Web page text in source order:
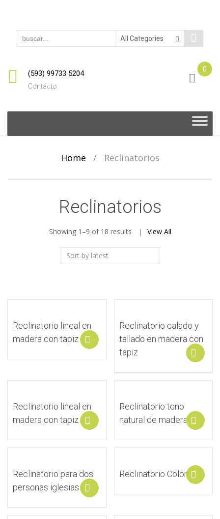
(593) 99733 5204
Contacto
0
content
Home / Reclinatorios
Reclinatorios
Showing 1–9 of 18 results View All
Reclinatorio lineal en
madera con tapiz
Select options
Reclinatorio calado y
tallado en madera con
tapiz
Reclinatorio lineal en
madera con tapiz
Select options
Reclinatorio tono
natural de madera
Reclinatorio para dos
personas iglesias
Reclinatorio Colonial